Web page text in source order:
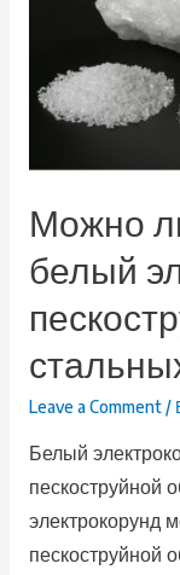
Можно
белый
Leave a Comment /
Белый
пескоструйной
электрокорунд
пескоструйной